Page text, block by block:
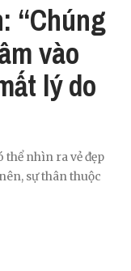
“Chúng
vào
lý do
thể nhìn ra vẻ đẹp
sự thân thuộc